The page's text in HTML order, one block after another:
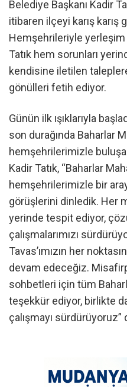
Belediye Başkanı Kadir
itibaren ilçeyi karış
Hemşehrileriyle yerleşim
Tatık hem sorunları
kendisine iletilen
gönülleri fetih ediyor.
Günün ilk ışıklarıyla
son durağında Baharlar
hemşehrilerimizle
Kadir Tatık, “Baharlar
hemşehrilerimizle bir
görüşlerini dinledik. Her
yerinde tespit ediyor,
çalışmalarımızı
Tavas’ımızın her
devam edeceğiz. Misafirperverlikleri ve samimi
sohbetleri için tüm
teşekkür ediyor, birlikte
çalışmayı sürdürüyoruz”